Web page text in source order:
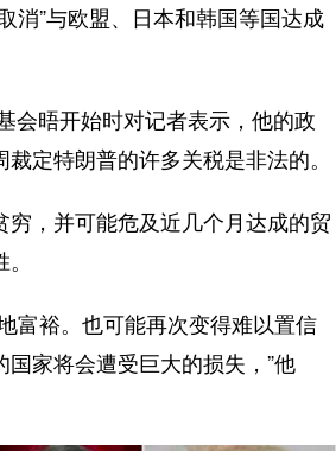
消”与欧盟、日本和韩国等国达成
会晤开始时对记者表示，他的政
定特朗普的许多关税是非法的。
，并可能危及近几个月达成的贸
富裕。也可能再次变得难以置信
家将会遭受巨大的损失，”他